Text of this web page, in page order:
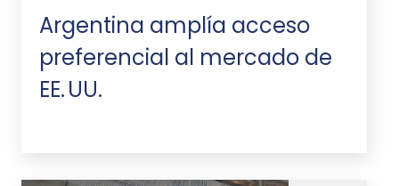
Argentina amplía acceso
preferencial al mercado de
EE. UU.